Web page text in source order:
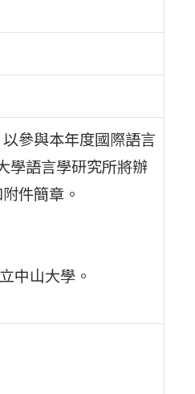
參與本年度國際語言
語言學研究所將辦
件簡章。
中山大學。